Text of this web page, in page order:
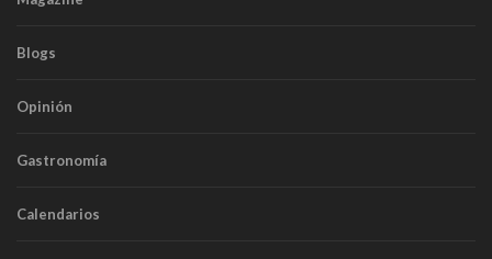
Blogs
Opinión
Gastronomía
Calendarios